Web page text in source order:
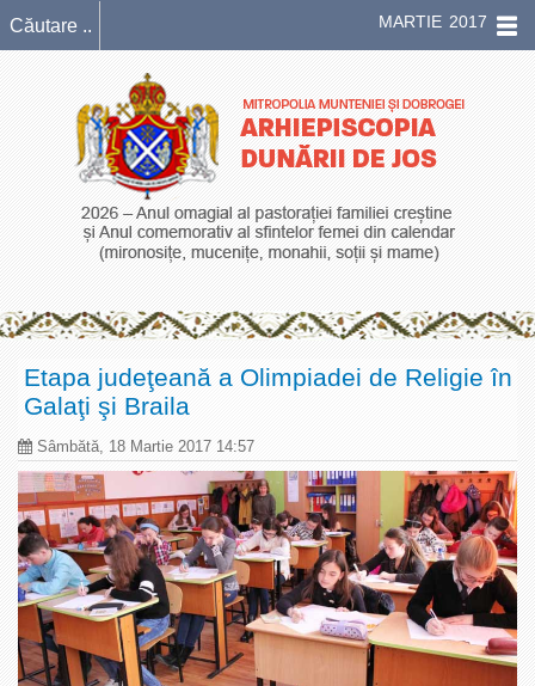
MARTIE 2017
Etapa judeţeană a Olimpiadei de Religie în
Galaţi şi Braila
Sâmbătă, 18 Martie 2017 14:57